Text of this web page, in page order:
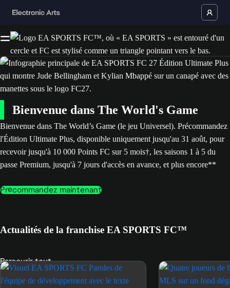
Bienvenue dans The World's Game
Bienvenue dans The World’s Game (le jeu Universel). Précommandez
l'Édition Ultimate Plus, disponible uniquement jusqu'au 31 août, pour
recevoir jusqu'à 10 000 Points FC sur 5 mois†, les saisons 1 à 5 du
passe Premium, jusqu'à 7 jours d'accès en avance, et plus encore**
Précommandez maintenant
Actualités de la franchise EA SPORTS FC™
Parcourir tout